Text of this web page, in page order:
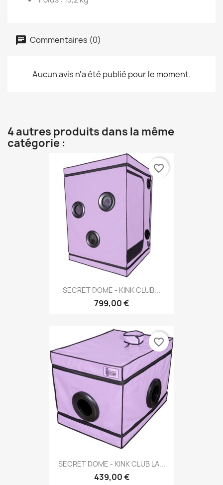
Commentaires (0)
Aucun avis n'a été publié pour le moment.
4 autres produits dans la même
catégorie :
SECRET DOME - KINK CLUB...
799,00 €
favorite_border
SECRET DOME - KINK CLUB LA...
439,00 €
favorite_border